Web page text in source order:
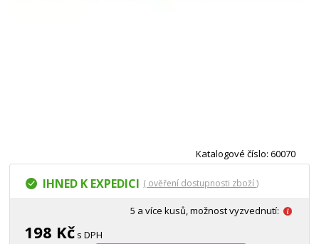
Katalogové číslo: 60070
IHNED K EXPEDICI ( ověření dostupnosti zboží )
5 a více kusů, možnost vyzvednutí:
198 Kč s DPH